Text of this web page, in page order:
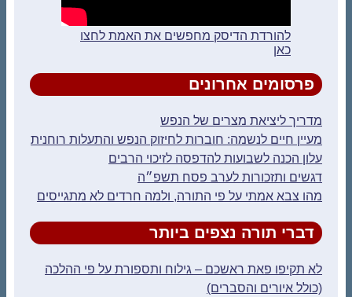
להורדת הדיסק מחפשים את האמת לחצו
כאן
פרסומים אחרונים
מדריך ליציאת מצרים של הנפש
מעיין חיים לנשמה: חוברות לחיזוק הנפש והתעלות רוחנית
עלון הכנה לשבועות להדפסה לזיכוי הרבים
דגשים ותזכורות לערב פסח תשפ״ה
מהו צבא אמתי על פי התורה, ולמה חרדים לא מתגייסים
דברי תורה נצפים ביותר
לא תקיפו פאת ראשכם – גילוח ותספורת על פי ההלכה
(כולל איורים והסברים)